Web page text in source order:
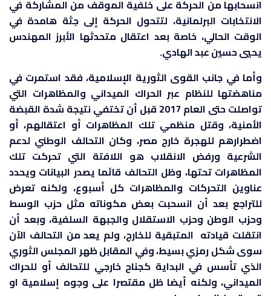
انسحابها من الحركة على خلفية الموقف من المشاركة في
الانتخابات البرلمانية، لتتحول الحركة إلى جثة هامدة في
الوقت الحالي، خاصة بعد اعتقال متحدثها الأبرز المهندس
يحيي حسين عبد الهادي.
وأما في جانب القوى الثورية الإسلامية، فقد استمرت في
مناهضتها للنظام عبر الحراك الميداني والمظاهرات التي
تواصلت حتى العام 2017 قبل أن تختفي نتيجة شدة القبضة
الأمنية، وقتل منظمي تلك المظاهرات أو اعتقالهم، أو
اضطرارهم للهجرة خارج مصر، وكان التحالف الوطني لدعم
الشرعية ورفض الانقلاب هو اللافتة التي تحركت تلك
المظاهرات تحتها، وظل التحالف قائما يصدر البيانات ويحدد
عناوين التحركات والمظاهرات كل أسبوع، ولكنه تعرض
للتراجع بعد أن انسحبت بعض مكوناته مثل حزب الوسط
وحزب الوطن وحزب الاستقلال والجبهة السلفية، وبعد أن
انتقلت قيادته المتبقية للخارج، ولم يعد من التحالف الآن
سوى شكل رمزي بسيط، وفي المقابل ظهر المجلس الثوري
الذي تأسس في البداية كجناح خارجي للتحالف أو للحراك
الميداني، ولكنه أيضا ظل مقتصرا على وجوه إسلامية او